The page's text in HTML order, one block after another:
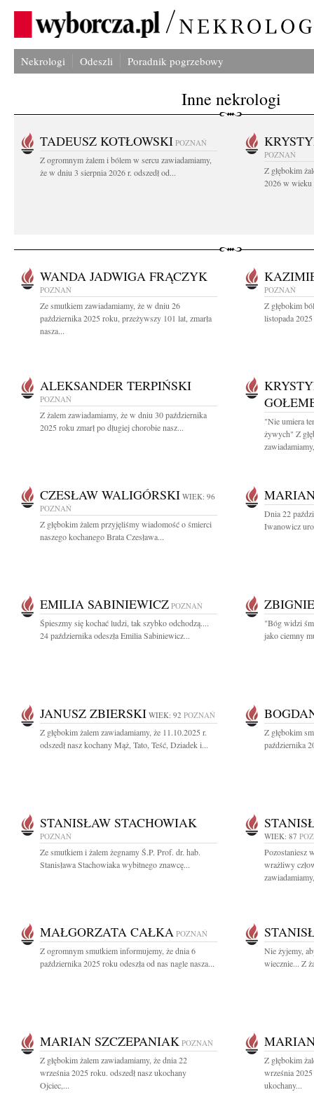
Nekrologi Odeszli Poradnik pogrzebowy
Inne nekrologi
TADEUSZ KOTŁOWSKI POZNAŃ
Z ogromnym żalem i bólem w sercu zawiadamiamy,
że w dniu 3 sierpnia 2026 r. odszedł od...
POZNAŃ
Z głębokim
2026 w wieku
WANDA JADWIGA FRĄCZYK
POZNAŃ
Ze smutkiem zawiadamiamy, że w dniu 26
października 2025 roku, przeżywszy 101 lat, zmarła
nasza...
POZNAŃ
Z głębokim
listopada 2025
ALEKSANDER TERPIŃSKI
POZNAŃ
Z żalem zawiadamiamy, że w dniu 30 października
2025 roku zmarł po długiej chorobie nasz...
"Nie umiera
żywych" Z
CZESŁAW WALIGÓRSKI WIEK: 96
POZNAŃ
Z głębokim żalem przyjęliśmy wiadomość o śmierci
naszego kochanego Brata Czesława...
Dnia 22
Iwanowicz
EMILIA SABINIEWICZ POZNAŃ
Śpieszmy się kochać ludzi, tak szybko odchodzą....
24 października odeszła Emilia Sabiniewicz...
"Bóg widzi
jako ciemny
JANUSZ ZBIERSKI WIEK: 92 POZNAŃ
Z głębokim żalem zawiadamiamy, że 11.10.2025 r.
odszedł nasz kochany Mąż, Tato, Teść, Dziadek i...
Z głębokim
października
STANISŁAW STACHOWIAK
POZNAŃ
Ze smutkiem i żalem żegnamy Ś.P. Prof. dr. hab.
Stanisława Stachowiaka wybitnego znawcę...
WIEK: 87
Pozostaniesz
wrażliwy
MAŁGORZATA CAŁKA POZNAŃ
Z ogromnym smutkiem informujemy, że dnia 6
października 2025 roku odeszła od nas nagle nasza...
Nie żyjemy,
wiecznie... Z
MARIAN SZCZEPANIAK POZNAŃ
Z głębokim żalem zawiadamiamy, że dnia 22
września 2025 roku. odszedł nasz ukochany
Ojciec,...
Z głębokim
września
ukochany...